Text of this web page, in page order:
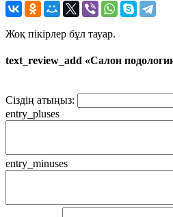
Жоқ пікірлер бұл тауар.
text_review_add «Салон
Сіздің атыңыз:
entry_pluses
entry_minuses